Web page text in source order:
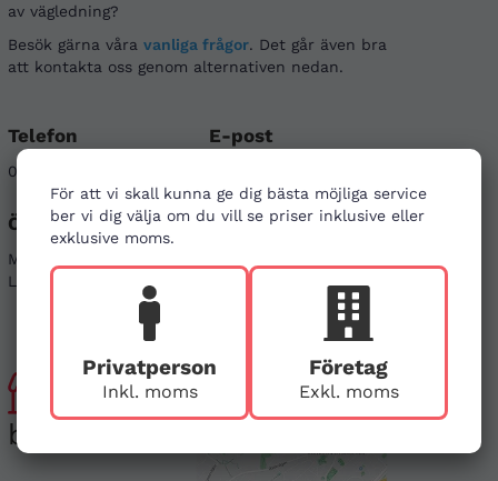
För att vi skall kunna ge dig bästa möjliga service
ber vi dig välja om du vill se priser inklusive eller
exklusive moms.
Privatperson
Inkl. moms
Företag
Exkl. moms
av vägledning?
Besök gärna våra vanliga frågor. Det går även bra
att kontakta oss genom alternativen nedan.
Telefon
08-121 464 90
E-post
Öppettider
Mån - Fre 08-17
Lör & Sön - stängt
Sociala medier
Besök
butiken